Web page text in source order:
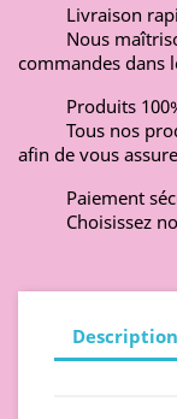
Livraison
Nous
commandes dans
Produits
Tous nos
afin de vous
Paiement
Choisissez
Description